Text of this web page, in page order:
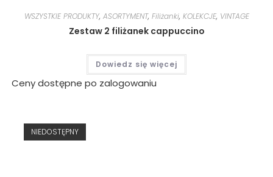
WSZYSTKIE PRODUKTY, ASORTYMENT, Filiżanki, KOLEKCJE, VINTAGE
Zestaw 2 filiżanek cappuccino
Dowiedz się więcej
Ceny dostępne po zalogowaniu
NIEDOSTĘPNY